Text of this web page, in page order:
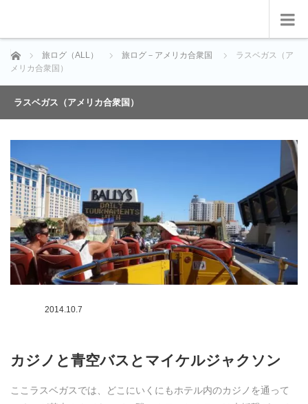
ホーム 旅ログ（ALL） 旅ログ－アメリカ合衆国
ラスベガス（ア
メリカ合衆国）
ラスベガス（アメリカ合衆国）
2014.10.7
カジノと青空バスとマイケルジャクソン
ここラスベガスでは、どこにいくにもホテル内のカジノを通って